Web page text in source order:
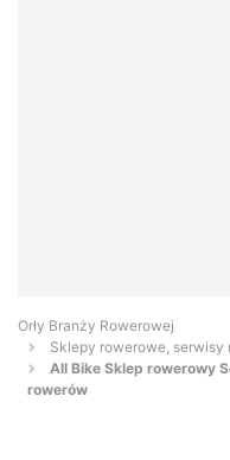
Orły Branży Rowerowej
Sklepy rowerowe, serwisy
All Bike Sklep rowerowy
rowerów